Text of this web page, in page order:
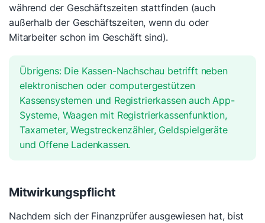
während der Geschäftszeiten stattfinden (auch
außerhalb der Geschäftszeiten, wenn du oder
Mitarbeiter schon im Geschäft sind).
Übrigens: Die Kassen-Nachschau betrifft neben
elektronischen oder computergestützen
Kassensystemen und Registrierkassen auch App-
Systeme, Waagen mit Registrierkassenfunktion,
Taxameter, Wegstreckenzähler, Geldspielgeräte
und Offene Ladenkassen.
Mitwirkungspflicht
Nachdem sich der Finanzprüfer ausgewiesen hat, bist